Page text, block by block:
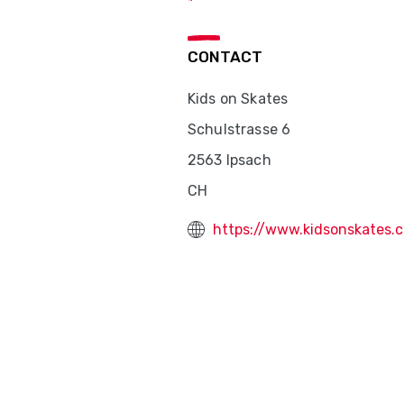
CONTACT
Kids on Skates
Schulstrasse 6
2563 Ipsach
CH
https://